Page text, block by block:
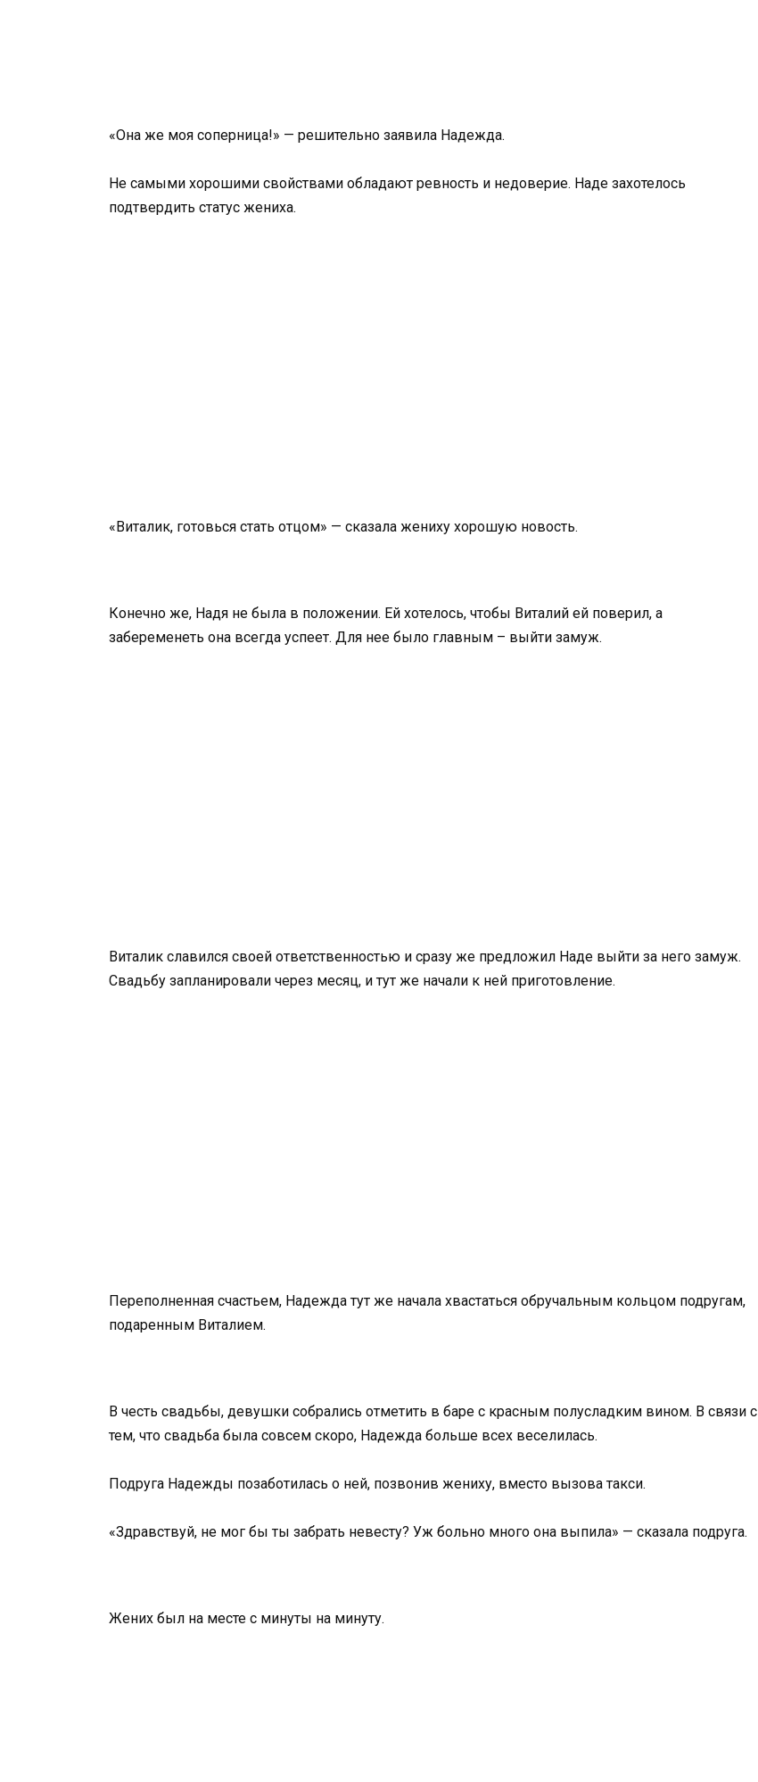
«Она же моя соперница!» — решительно заявила Надежда.
Не самыми хорошими свойствами обладают ревность и недоверие. Наде захотелось
подтвердить статус жениха.
«Виталик, готовься стать отцом» — сказала жениху хорошую новость.
Конечно же, Надя не была в положении. Ей хотелось, чтобы Виталий ей поверил, а
забеременеть она всегда успеет. Для нее было главным – выйти замуж.
Виталик славился своей ответственностью и сразу же предложил Наде выйти за него замуж.
Свадьбу запланировали через месяц, и тут же начали к ней приготовление.
Переполненная счастьем, Надежда тут же начала хвастаться обручальным кольцом подругам,
подаренным Виталием.
В честь свадьбы, девушки собрались отметить в баре с красным полусладким вином. В связи с
тем, что свадьба была совсем скоро, Надежда больше всех веселилась.
Подруга Надежды позаботилась о ней, позвонив жениху, вместо вызова такси.
«Здравствуй, не мог бы ты забрать невесту? Уж больно много она выпила» — сказала подруга.
Жених был на месте с минуты на минуту.